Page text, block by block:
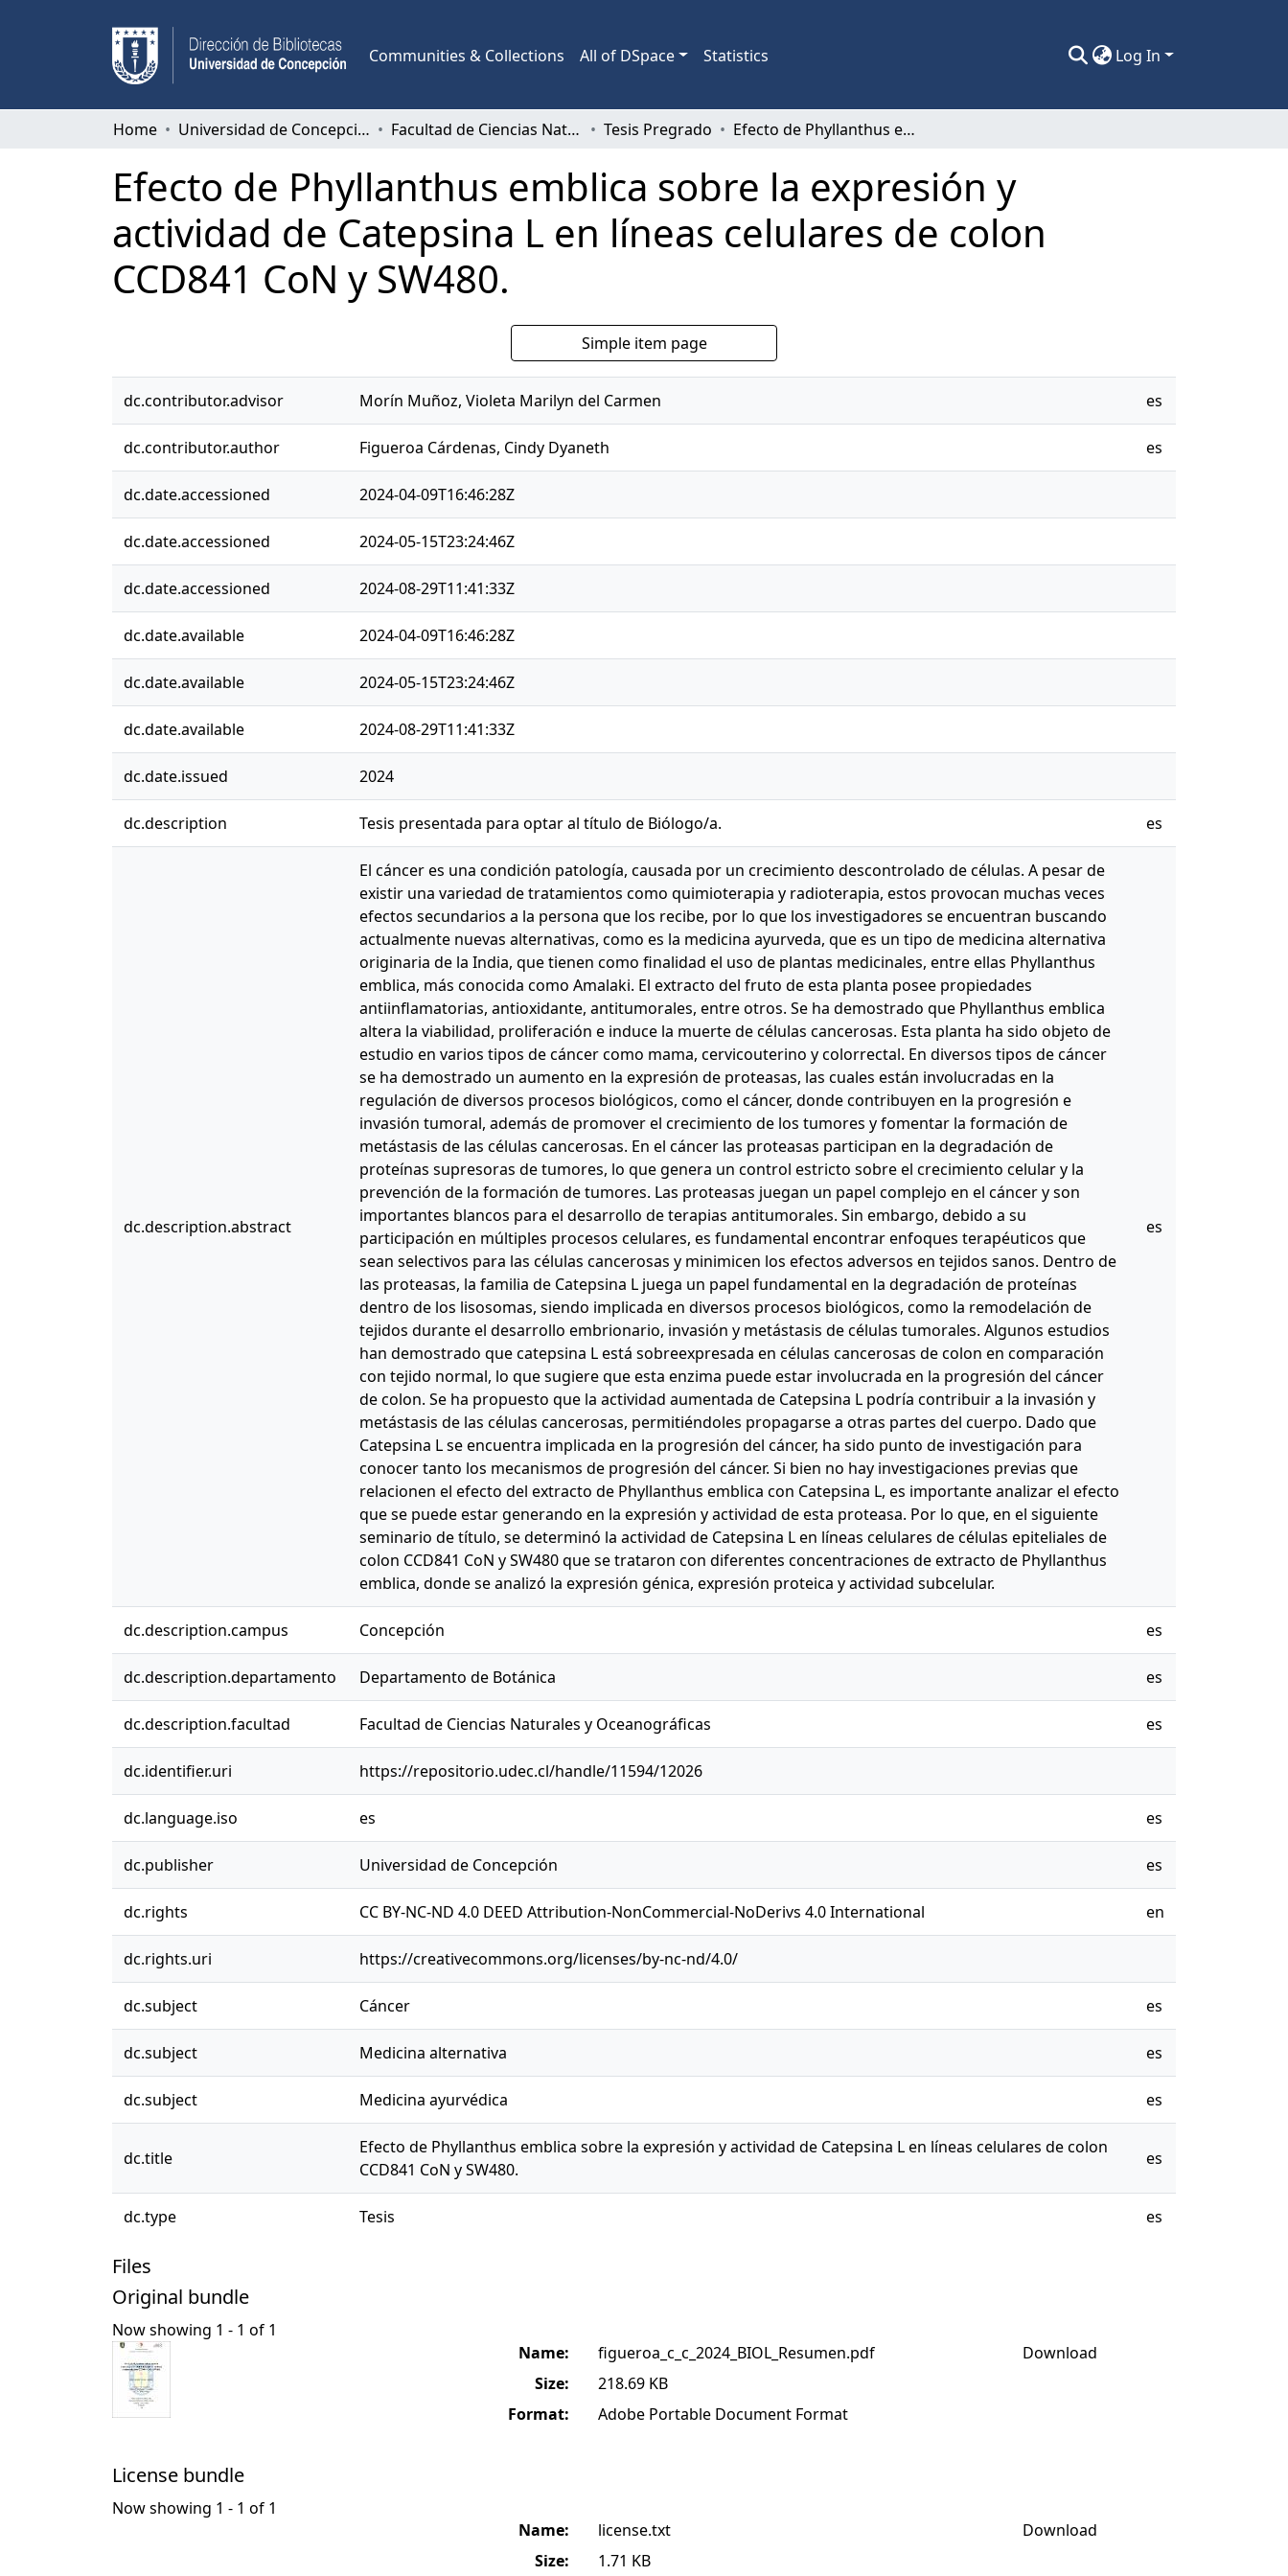
Communities & Collections All of DSpace Statistics Log In
Home Universidad de Concepción Facultad de Ciencias Naturales y Oceanográficas Tesis Pregrado Efecto de Phyllanthus emblica sobre la expresión y actividad de Catepsina L en líneas celulares de colon CCD841 CoN y SW480.
Efecto de Phyllanthus emblica sobre la expresión y
actividad de Catepsina L en líneas celulares de colon
CCD841 CoN y SW480.
Simple item page
dc.contributor.advisor Morín Muñoz, Violeta Marilyn del Carmen es
dc.contributor.author Figueroa Cárdenas, Cindy Dyaneth es
dc.date.accessioned 2024-04-09T16:46:28Z
dc.date.accessioned 2024-05-15T23:24:46Z
dc.date.accessioned 2024-08-29T11:41:33Z
dc.date.available 2024-04-09T16:46:28Z
dc.date.available 2024-05-15T23:24:46Z
dc.date.available 2024-08-29T11:41:33Z
dc.date.issued 2024
dc.description Tesis presentada para optar al título de Biólogo/a. es
dc.description.abstract
El cáncer es una condición patología, causada por un crecimiento descontrolado de células. A pesar de
existir una variedad de tratamientos como quimioterapia y radioterapia, estos provocan muchas veces
efectos secundarios a la persona que los recibe, por lo que los investigadores se encuentran buscando
actualmente nuevas alternativas, como es la medicina ayurveda, que es un tipo de medicina alternativa
originaria de la India, que tienen como finalidad el uso de plantas medicinales, entre ellas Phyllanthus
emblica, más conocida como Amalaki. El extracto del fruto de esta planta posee propiedades
antiinflamatorias, antioxidante, antitumorales, entre otros. Se ha demostrado que Phyllanthus emblica
altera la viabilidad, proliferación e induce la muerte de células cancerosas. Esta planta ha sido objeto de
estudio en varios tipos de cáncer como mama, cervicouterino y colorrectal. En diversos tipos de cáncer
se ha demostrado un aumento en la expresión de proteasas, las cuales están involucradas en la
regulación de diversos procesos biológicos, como el cáncer, donde contribuyen en la progresión e
invasión tumoral, además de promover el crecimiento de los tumores y fomentar la formación de
metástasis de las células cancerosas. En el cáncer las proteasas participan en la degradación de
proteínas supresoras de tumores, lo que genera un control estricto sobre el crecimiento celular y la
prevención de la formación de tumores. Las proteasas juegan un papel complejo en el cáncer y son
importantes blancos para el desarrollo de terapias antitumorales. Sin embargo, debido a su
participación en múltiples procesos celulares, es fundamental encontrar enfoques terapéuticos que
sean selectivos para las células cancerosas y minimicen los efectos adversos en tejidos sanos. Dentro de
las proteasas, la familia de Catepsina L juega un papel fundamental en la degradación de proteínas
dentro de los lisosomas, siendo implicada en diversos procesos biológicos, como la remodelación de
tejidos durante el desarrollo embrionario, invasión y metástasis de células tumorales. Algunos estudios
han demostrado que catepsina L está sobreexpresada en células cancerosas de colon en comparación
con tejido normal, lo que sugiere que esta enzima puede estar involucrada en la progresión del cáncer
de colon. Se ha propuesto que la actividad aumentada de Catepsina L podría contribuir a la invasión y
metástasis de las células cancerosas, permitiéndoles propagarse a otras partes del cuerpo. Dado que
Catepsina L se encuentra implicada en la progresión del cáncer, ha sido punto de investigación para
conocer tanto los mecanismos de progresión del cáncer. Si bien no hay investigaciones previas que
relacionen el efecto del extracto de Phyllanthus emblica con Catepsina L, es importante analizar el efecto
que se puede estar generando en la expresión y actividad de esta proteasa. Por lo que, en el siguiente
seminario de título, se determinó la actividad de Catepsina L en líneas celulares de células epiteliales de
colon CCD841 CoN y SW480 que se trataron con diferentes concentraciones de extracto de Phyllanthus
emblica, donde se analizó la expresión génica, expresión proteica y actividad subcelular.
es
dc.description.campus Concepción es
dc.description.departamento Departamento de Botánica es
dc.description.facultad Facultad de Ciencias Naturales y Oceanográficas es
dc.identifier.uri https://repositorio.udec.cl/handle/11594/12026
dc.language.iso es es
dc.publisher Universidad de Concepción es
dc.rights CC BY-NC-ND 4.0 DEED Attribution-NonCommercial-NoDerivs 4.0 International en
dc.rights.uri https://creativecommons.org/licenses/by-nc-nd/4.0/
dc.subject Cáncer es
dc.subject Medicina alternativa es
dc.subject Medicina ayurvédica es
dc.title
Efecto de Phyllanthus emblica sobre la expresión y actividad de Catepsina L en líneas celulares de colon
CCD841 CoN y SW480.
es
dc.type Tesis es
Files
Original bundle
Now showing 1 - 1 of 1
Name:
figueroa_c_c_2024_BIOL_Resumen.pdf
Size:
218.69 KB
Format:
Adobe Portable Document Format
Download
License bundle
Now showing 1 - 1 of 1
Name:
license.txt
Size:
1.71 KB
Download